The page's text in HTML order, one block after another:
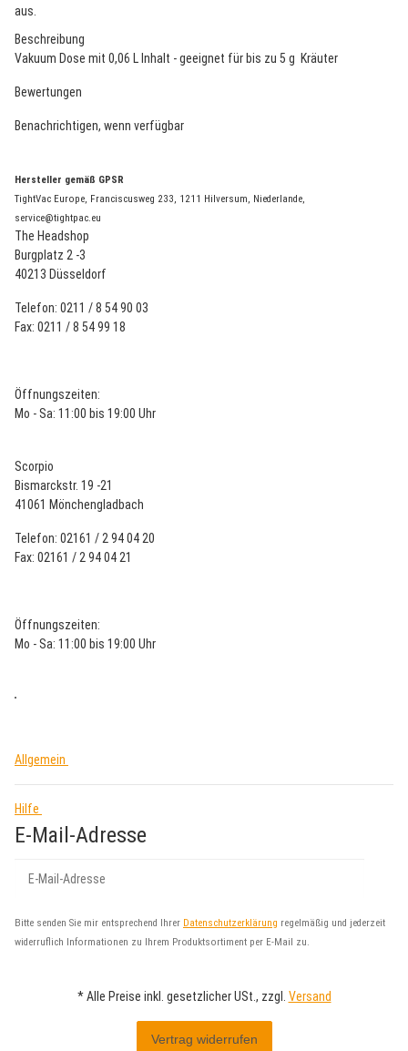
aus.
Beschreibung
Vakuum Dose mit 0,06 L Inhalt - geeignet für bis zu 5 g Kräuter
Bewertungen
Benachrichtigen, wenn verfügbar
Hersteller gemäß GPSR
TightVac Europe, Franciscusweg 233, 1211 Hilversum, Niederlande,
service@tightpac.eu
The Headshop
Burgplatz 2 -3
40213 Düsseldorf
Telefon: 0211 / 8 54 90 03
Fax: 0211 / 8 54 99 18
Öffnungszeiten:
Mo - Sa: 11:00 bis 19:00 Uhr
Scorpio
Bismarckstr. 19 -21
41061 Mönchengladbach
Telefon: 02161 / 2 94 04 20
Fax: 02161 / 2 94 04 21
Öffnungszeiten:
Mo - Sa: 11:00 bis 19:00 Uhr
Allgemein
Hilfe
E-Mail-Adresse
Bitte senden Sie mir entsprechend Ihrer Datenschutzerklärung regelmäßig und jederzeit
widerruflich Informationen zu Ihrem Produktsortiment per E-Mail zu.
* Alle Preise inkl. gesetzlicher USt., zzgl. Versand
Vertrag widerrufen